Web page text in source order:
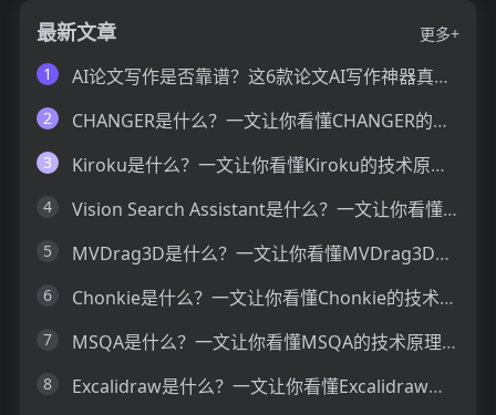
最新文章
更多+
1
AI论文写作是否靠谱？这6款论文AI写作神器真的可以让你效率翻倍
2 CHANGER是什么？一文让你看懂CHANGER的技术原理、主要功能、应用场景
3 Kiroku是什么？一文让你看懂Kiroku的技术原理、主要功能、应用场景
4 Vision Search Assistant是什么？一文让你看懂Vision Search Assistant的技术原理、主要功能、应用场景
5 MVDrag3D是什么？一文让你看懂MVDrag3D的技术原理、主要功能、应用场景
6 Chonkie是什么？一文让你看懂Chonkie的技术原理、主要功能、应用场景
7 MSQA是什么？一文让你看懂MSQA的技术原理、主要功能、应用场景
8 Excalidraw是什么？一文让你看懂Excalidraw的技术原理、主要功能、应用场景